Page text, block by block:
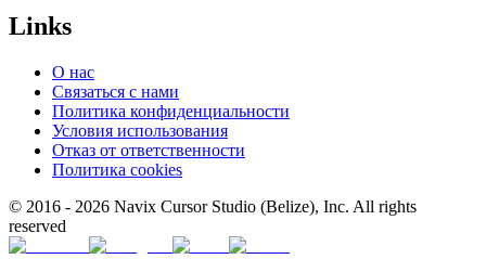
Links
О нас
Связаться с нами
Политика конфиденциальности
Условия использования
Отказ от ответственности
Политика cookies
© 2016 - 2026 Navix Cursor Studio (Belize), Inc. All rights
reserved